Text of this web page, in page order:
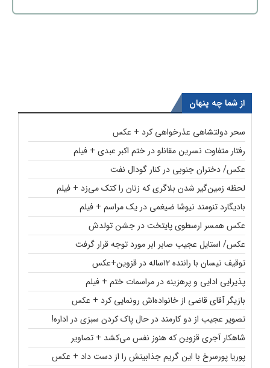
از شما چه پنهان
سحر دولتشاهی عذرخواهی کرد + عکس
رفتار متفاوت نسرین مقانلو در ختم اکبر عبدی + فیلم
عکس/ دختران جنوبی در کنار گودال نفت
لحظه زمین‌گیر شدن بلاگری که زنان را کتک می‌زد + فیلم
بادیگارد تنومند نیوشا ضیغمی در یک مراسم + فیلم
عکس همسر ارسطوی پایتخت در جشن تولدش
عکس/ استایل عجیب صابر ابر مورد توجه قرار گرفت
توقیف نیسان با راننده ۱۲ساله در قزوین+عکس
پذیرایی ادایی و پرهزینه در مراسمات ختم + فیلم
بازیگر آقای قاضی از خانواده‌اش رونمایی کرد + عکس
تصویر عجیب از دو کارمند در حال پاک کردن سبزی در اداره!
شاهکار آجری قزوین که هنوز نفس می‌کشد + تصاویر
پوریا پورسرخ با این گریم جذابیتش را از دست داد + عکس